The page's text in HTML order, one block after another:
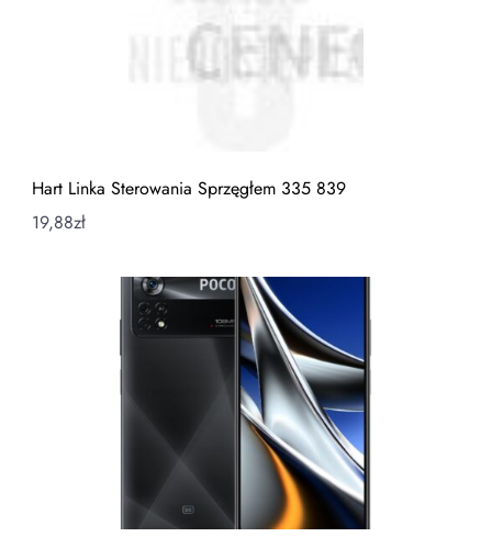
Hart Linka Sterowania Sprzęgłem 335 839
19,88zł